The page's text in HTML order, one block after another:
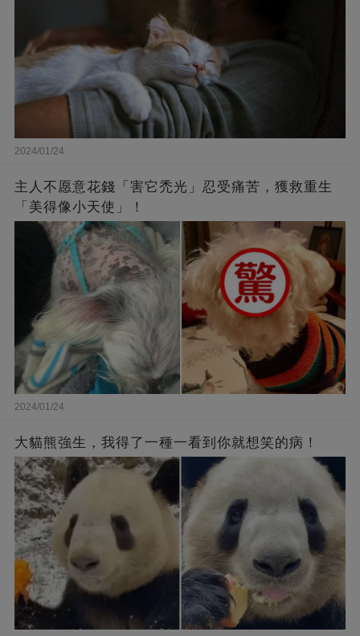
2024/01/24
主人不愿意花錢「害它禿光」忍受痛苦，獲救重生
「美得像小天使」！
2024/01/24
大貓熊強生，我得了一種一看到你就想笑的病！